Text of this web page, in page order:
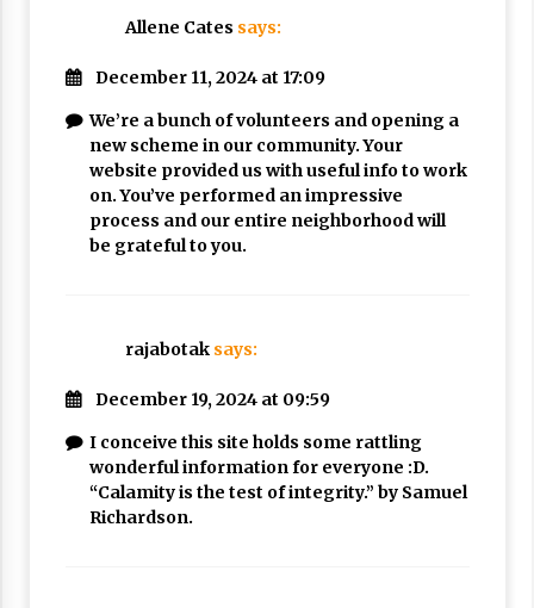
Allene Cates says:
December 11, 2024 at 17:09
We’re a bunch of volunteers and opening a
new scheme in our community. Your
website provided us with useful info to work
on. You’ve performed an impressive
process and our entire neighborhood will
be grateful to you.
rajabotak says:
December 19, 2024 at 09:59
I conceive this site holds some rattling
wonderful information for everyone :D.
“Calamity is the test of integrity.” by Samuel
Richardson.